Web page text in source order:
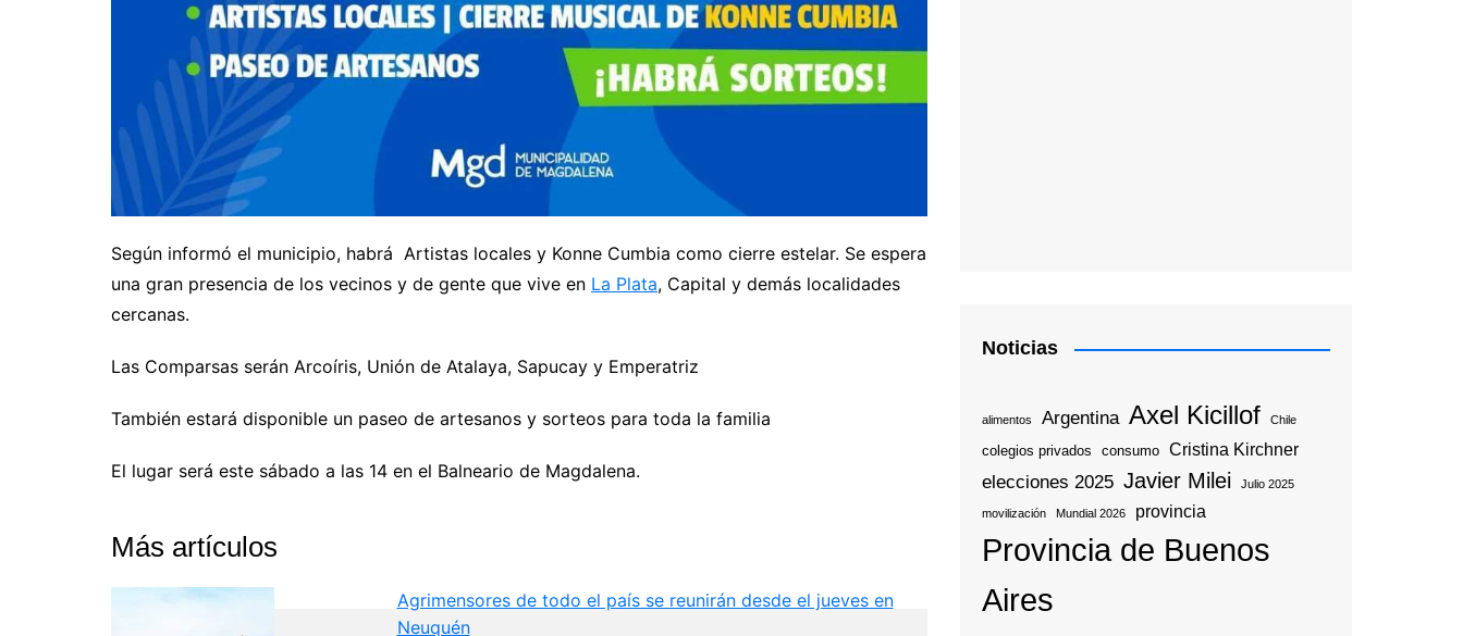
Según informó el municipio, habrá Artistas locales y Konne Cumbia como cierre estelar. Se espera
una gran presencia de los vecinos y de gente que vive en La Plata, Capital y demás localidades
cercanas.
Las Comparsas serán Arcoíris, Unión de Atalaya, Sapucay y Emperatriz
También estará disponible un paseo de artesanos y sorteos para toda la familia
El lugar será este sábado a las 14 en el Balneario de Magdalena.
Más artículos
Agrimensores de todo el país se reunirán desde el jueves en
Neuquén
Noticias
alimentos Argentina Axel Kicillof Chile
colegios privados consumo Cristina Kirchner
elecciones 2025 Javier Milei Julio 2025
movilización Mundial 2026 provincia
Provincia de Buenos
Aires